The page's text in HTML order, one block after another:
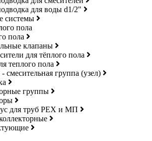
для воды d1/2"
системы
пола
клапаны
для тёплого пола
теплого пола
смесительная группа (узел)
группы
для труб РЕХ и МП